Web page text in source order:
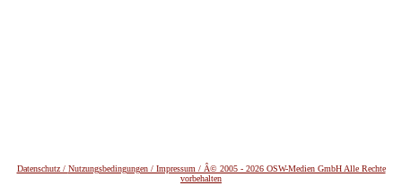
Datenschutz / Nutzungsbedingungen / Impressum / Â© 2005 - 2026 OSW-Medien GmbH Alle Rechte
vorbehalten